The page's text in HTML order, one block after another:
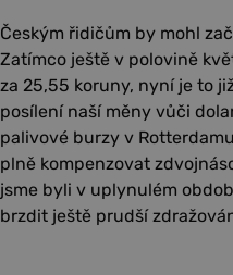
Českým řidičům by mohl
Zatímco ještě v polovině
za 25,55 koruny, nyní je to
posílení naší měny vůči
palivové burzy v
plně kompenzovat
jsme byli v uplynulém
brzdit ještě prudší